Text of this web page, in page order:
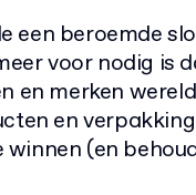
een beroemde
voor nodig is
en merken
en
(en